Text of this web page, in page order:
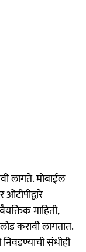
लागते. मोबाईल
माहिती,
करावी लागतात.
निवडण्याची संधीही